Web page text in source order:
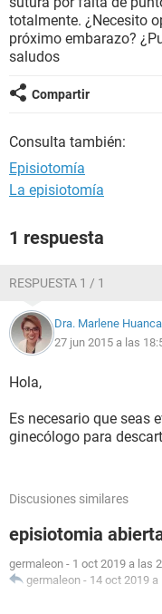
SEXUALIDAD
GLOSARIO
totalmente. ¿Necesito
próximo embarazo?
saludos
Compartir
Consulta también:
Episiotomía
La episiotomía
1 respuesta
RESPUESTA 1 / 1
Dra. Marlene
27 jun 2015 a las
Hola,
Es necesario que seas
ginecólogo para
Discusiones similares
episiotomia
germaleon - 1 oct 2019 a las
germaleon - 14 oct 2019 a